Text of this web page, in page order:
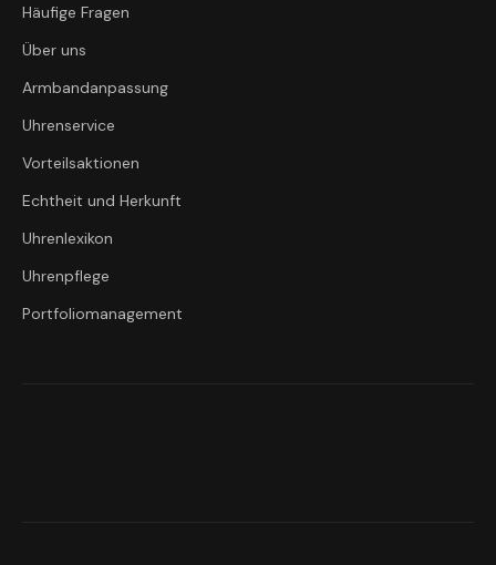
Häufige Fragen
Über uns
Armbandanpassung
Uhrenservice
Vorteilsaktionen
Echtheit und Herkunft
Uhrenlexikon
Uhrenpflege
Portfoliomanagement